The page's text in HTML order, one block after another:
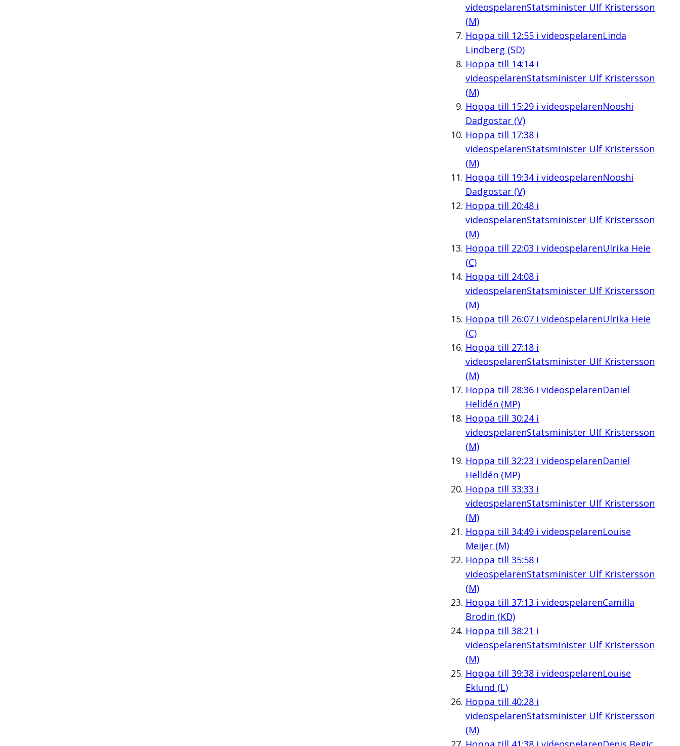
videospelarenStatsminister Ulf Kristersson
(M)
Hoppa till 12:55i videospelarenLinda
Lindberg (SD)
Hoppa till 14:14i
videospelarenStatsminister Ulf Kristersson
(M)
Hoppa till 15:29i videospelarenNooshi
Dadgostar (V)
Hoppa till 17:38i
videospelarenStatsminister Ulf Kristersson
(M)
Hoppa till 19:34i videospelarenNooshi
Dadgostar (V)
Hoppa till 20:48i
videospelarenStatsminister Ulf Kristersson
(M)
Hoppa till 22:03 i videospelarenUlrika Heie
(C)
Hoppa till 24:08i
videospelarenStatsminister Ulf Kristersson
(M)
Hoppa till 26:07i videospelarenUlrika Heie
(C)
Hoppa till 27:18i
videospelarenStatsminister Ulf Kristersson
(M)
Hoppa till 28:36i videospelarenDaniel
Helldén (MP)
Hoppa till 30:24i
videospelarenStatsminister Ulf Kristersson
(M)
Hoppa till 32:23 i videospelarenDaniel
Helldén (MP)
Hoppa till 33:33 i
videospelarenStatsminister Ulf Kristersson
(M)
Hoppa till 34:49i videospelarenLouise
Meijer (M)
Hoppa till 35:58i
videospelarenStatsminister Ulf Kristersson
(M)
Hoppa till 37:13 i videospelarenCamilla
Brodin (KD)
Hoppa till 38:21 i
videospelarenStatsminister Ulf Kristersson
(M)
Hoppa till 39:38i videospelarenLouise
Eklund (L)
Hoppa till 40:28i
videospelarenStatsminister Ulf Kristersson
(M)